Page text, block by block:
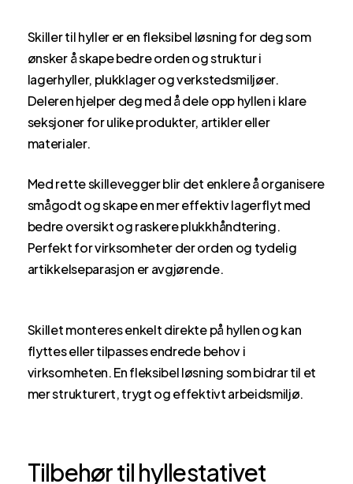
Skiller til hyller er en fleksibel løsning for deg som
ønsker å skape bedre orden og struktur i
lagerhyller, plukklager og verkstedsmiljøer.
Deleren hjelper deg med å dele opp hyllen i klare
seksjoner for ulike produkter, artikler eller
materialer.
Med rette skillevegger blir det enklere å organisere
smågodt og skape en mer effektiv lagerflyt med
bedre oversikt og raskere plukkhåndtering.
Perfekt for virksomheter der orden og tydelig
artikkelseparasjon er avgjørende.
Skillet monteres enkelt direkte på hyllen og kan
flyttes eller tilpasses endrede behov i
virksomheten. En fleksibel løsning som bidrar til et
mer strukturert, trygt og effektivt arbeidsmiljø.
Tilbehør til hyllestativet